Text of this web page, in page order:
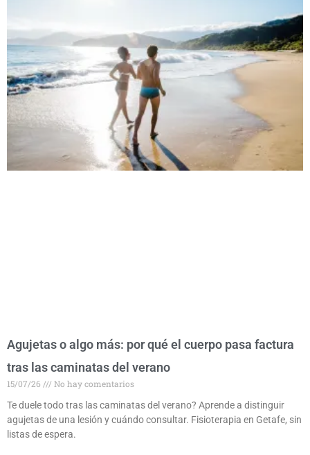
Agujetas o algo más: por qué el cuerpo pasa factura
tras las caminatas del verano
15/07/26
No hay comentarios
Te duele todo tras las caminatas del verano? Aprende a distinguir
agujetas de una lesión y cuándo consultar. Fisioterapia en Getafe, sin
listas de espera.